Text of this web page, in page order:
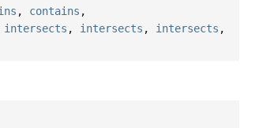
, contains ,
intersects , intersects , intersects ,